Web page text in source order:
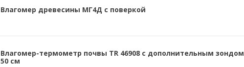
Влагомер древесины МГ4Д с поверкой
Влагомер-термометр почвы TR 46908 с дополнительным зондом
50 см